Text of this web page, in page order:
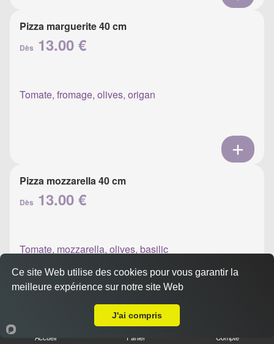
Pizza marguerite 40 cm
Dès 13.00 €
Tomate, fromage, olives, origan
Pizza mozzarella 40 cm
Dès 13.00 €
Tomate, mozzarella, olives, basilic
Pizza napolitaine 40 cm
Accueil Panier Compte
Ce site Web utilise des cookies pour vous garantir la
meilleure expérience sur notre site Web
J'ai compris